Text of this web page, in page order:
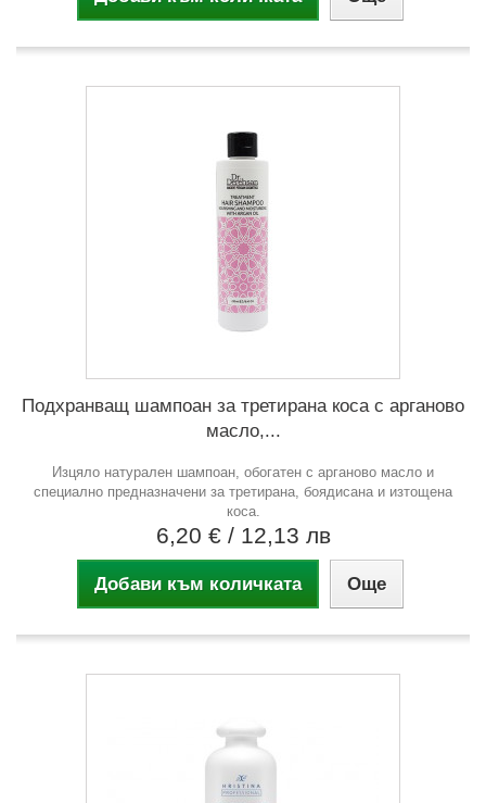
Подхранващ шампоан за третирана коса с арганово
масло,...
Изцяло натурален шампоан, обогатен с арганово масло и
специално предназначени за третирана, боядисана и изтощена
коса.
6,20 € / 12,13 лв
Добави към количката Още